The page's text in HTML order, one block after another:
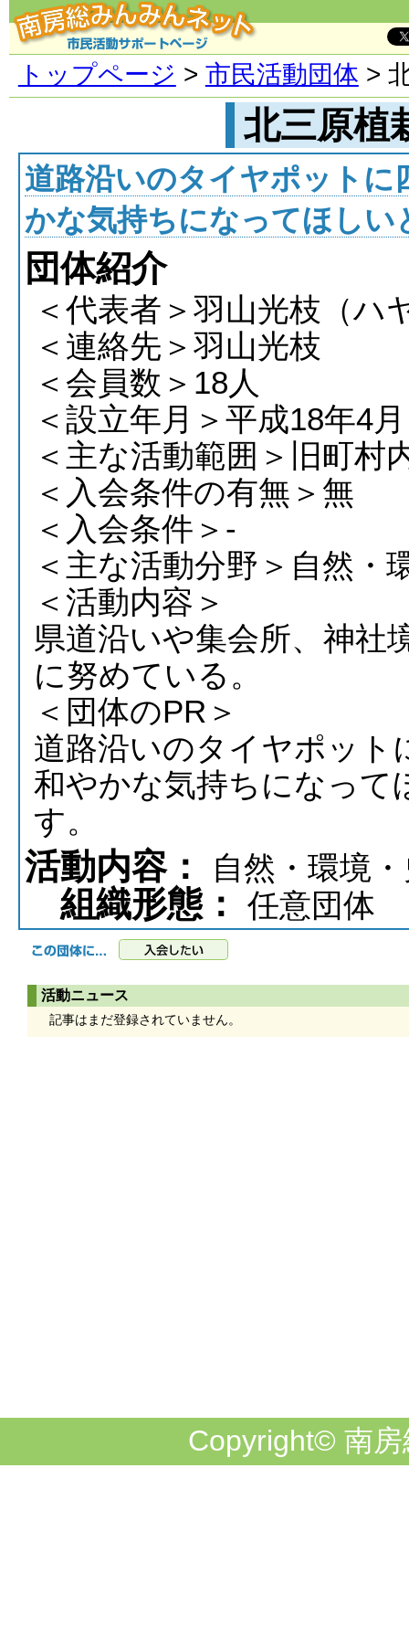
トップページ > 市民活動団体 >
北三原植
道路沿いのタイヤポットに
かな気持ちになってほし
団体紹介
＜代表者＞羽山光枝（ハ
＜連絡先＞羽山光枝
＜会員数＞18人
＜設立年月＞平成18年4月
＜主な活動範囲＞旧町村
＜入会条件の有無＞無
＜入会条件＞-
＜主な活動分野＞自然・
＜活動内容＞
県道沿いや集会所、神社
に努めている。
＜団体のPR＞
道路沿いのタイヤポット
和やかな気持ちになって
す。
活動内容： 自然・環境
組織形態： 任意団体
活動ニュース
記事はまだ登録されていません。
Copyright© 南